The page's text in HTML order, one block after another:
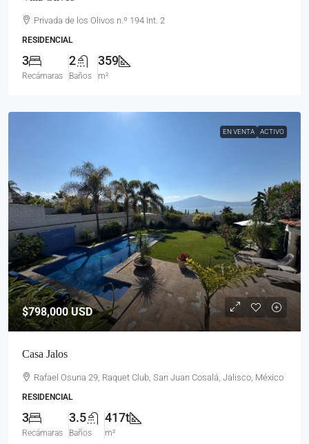
Privada de los Olivos n.º 194 Int. 2
RESIDENCIAL
3
Recámaras
2
Baños
359
m²
EN VENTA ACTIVO
$798,000USD
Casa Jalos
Rafael Osuna 29, Raquet Club, San Juan Cosalá, Jalisco, México
RESIDENCIAL
3
Recámaras
3.5
Baños
417t
m²